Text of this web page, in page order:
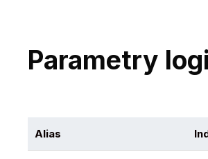
Parametry
Alias